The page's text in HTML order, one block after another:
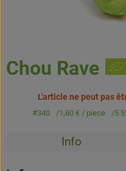
Chou Rave
L'article ne peut pas
#340 1,80 €/ piece
Info